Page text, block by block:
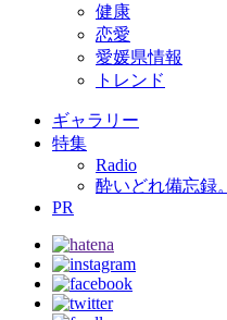
健康
恋愛
愛媛県情報
トレンド
ギャラリー
特集
Radio
酔いどれ備忘録。
PR